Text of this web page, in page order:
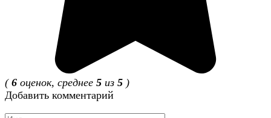
( 6 оценок, среднее 5 из 5 )
Добавить комментарий